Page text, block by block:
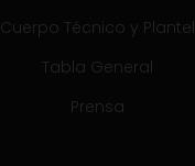
Cuerpo Técnico y Plantel
Tabla General
Prensa